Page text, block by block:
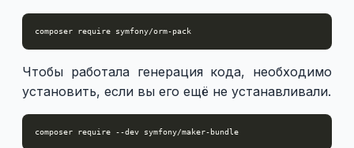
Чтобы работала генерация кода, необходимо
установить, если вы его ещё не устанавливали.